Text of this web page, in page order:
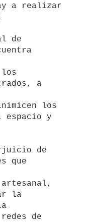
a realizar
de
los
a
los
y
de
que
la
de